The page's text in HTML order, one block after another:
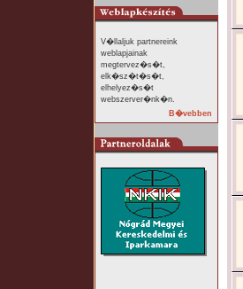
V�llaljuk partnereink
weblapjainak
megtervez�s�t,
elk�sz�t�s�t,
elhelyez�s�t
webszerver�nk�n.
B�vebben